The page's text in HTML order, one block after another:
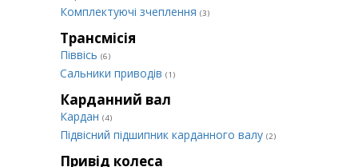
Комплектуючі зчеплення (3)
Трансмісія
Піввісь (6)
Сальники приводів (1)
Карданний вал
Кардан (4)
Підвісний підшипник карданного валу (2)
Привід колеса